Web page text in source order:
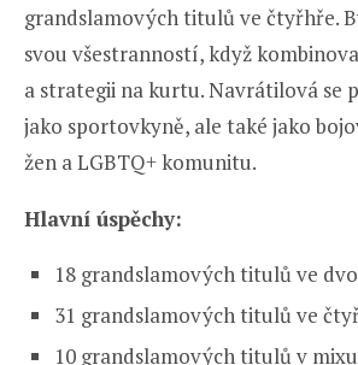
grandslamových titulů ve čtyřhře.
svou všestranností, když
a strategii na kurtu. Navrátilová se
jako sportovkyně, ale také jako
žen a LGBTQ+ komunitu.
Hlavní úspěchy:
18 grandslamových titulů ve
31 grandslamových titulů ve
10 grandslamových titulů v mixu